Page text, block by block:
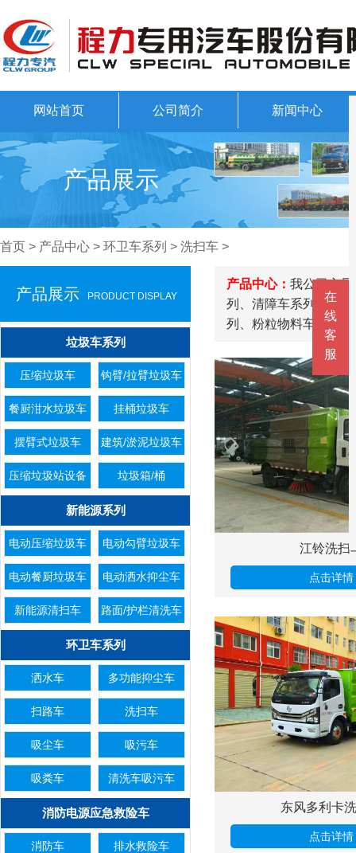
网站首页 公司简介 新闻中心
产品展示
首页 > 产品中心 > 环卫车系列 > 洗扫车 >
产品展示 PRODUCT DISPLAY
垃圾车系列
压缩垃圾车 钩臂/拉臂垃圾车
餐厨泔水垃圾车 挂桶垃圾车
摆臂式垃圾车 建筑/淤泥垃圾车
压缩垃圾站设备 垃圾箱/桶
新能源系列
电动压缩垃圾车 电动勾臂垃圾车
电动餐厨垃圾车 电动洒水抑尘车
新能源清扫车 路面/护栏清洗车
环卫车系列
洒水车 多功能抑尘车
扫路车 洗扫车
吸尘车 吸污车
吸粪车 清洗车吸污车
消防电源应急救险车
消防车 排水救险车
产品中心： 我公司主
列、清障车系列、随
列、粉粒物料车系列
江铃洗扫
点击详情
东风多利卡
点击详情
在
线
客
服